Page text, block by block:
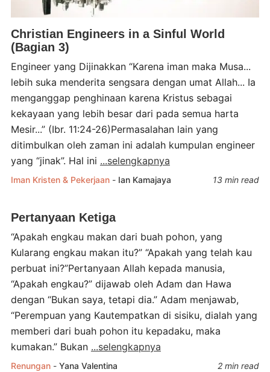
Christian Engineers in a Sinful World
(Bagian 3)
Engineer yang Dijinakkan “Karena iman maka Musa...
lebih suka menderita sengsara dengan umat Allah... Ia
menganggap penghinaan karena Kristus sebagai
kekayaan yang lebih besar dari pada semua harta
Mesir...” (Ibr. 11:24-26)Permasalahan lain yang
ditimbulkan oleh zaman ini adalah kumpulan engineer
yang “jinak”. Hal ini ...selengkapnya
Iman Kristen & Pekerjaan - Ian Kamajaya 13 min read
Pertanyaan Ketiga
“Apakah engkau makan dari buah pohon, yang
Kularang engkau makan itu?” “Apakah yang telah kau
perbuat ini?”Pertanyaan Allah kepada manusia,
“Apakah engkau?” dijawab oleh Adam dan Hawa
dengan “Bukan saya, tetapi dia.” Adam menjawab,
“Perempuan yang Kautempatkan di sisiku, dialah yang
memberi dari buah pohon itu kepadaku, maka
kumakan.” Bukan ...selengkapnya
Renungan - Yana Valentina 2 min read